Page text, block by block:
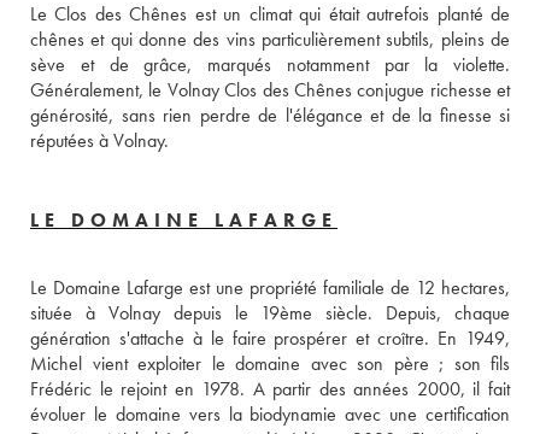
Le Clos des Chênes est un climat qui était autrefois planté de
chênes et qui donne des vins particulièrement subtils, pleins de
sève et de grâce, marqués notamment par la violette.
Généralement, le Volnay Clos des Chênes conjugue richesse et
générosité, sans rien perdre de l'élégance et de la finesse si
réputées à Volnay.
LE DOMAINE LAFARGE
Le Domaine Lafarge est une propriété familiale de 12 hectares,
située à Volnay depuis le 19ème siècle. Depuis, chaque
génération s'attache à le faire prospérer et croître. En 1949,
Michel vient exploiter le domaine avec son père ; son fils
Frédéric le rejoint en 1978. A partir des années 2000, il fait
évoluer le domaine vers la biodynamie avec une certification